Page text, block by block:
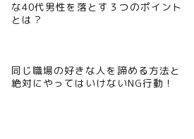
な40代男性を落とす３つのポイント
とは？
同じ職場の好きな人を諦める方法と
絶対にやってはいけないNG行動！